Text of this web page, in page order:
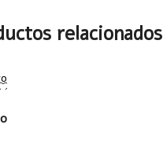
relacionados